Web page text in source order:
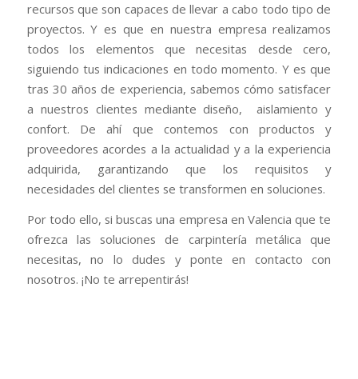
recursos que son capaces de llevar a cabo todo tipo de
proyectos. Y es que en nuestra empresa realizamos
todos los elementos que necesitas desde cero,
siguiendo tus indicaciones en todo momento. Y es que
tras 30 años de experiencia, sabemos cómo satisfacer
a nuestros clientes mediante diseño, aislamiento y
confort. De ahí que contemos con productos y
proveedores acordes a la actualidad y a la experiencia
adquirida, garantizando que los requisitos y
necesidades del clientes se transformen en soluciones.
Por todo ello, si buscas una empresa en Valencia que te
ofrezca las soluciones de carpintería metálica que
necesitas, no lo dudes y ponte en contacto con
nosotros. ¡No te arrepentirás!